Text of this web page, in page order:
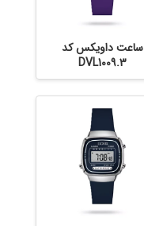
ساعت داویکس کد
DVL1009.3